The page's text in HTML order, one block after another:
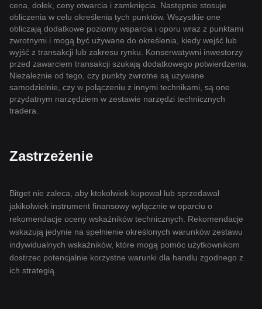
cena, dołek, ceny otwarcia i zamknięcia. Następnie stosuje
obliczenia w celu określenia tych punktów. Wszystkie one
obliczają dodatkowe poziomy wsparcia i oporu wraz z punktami
zwrotnymi i mogą być używane do określenia, kiedy wejść lub
wyjść z transakcji lub zakresu rynku. Konserwatywni inwestorzy
przed zawarciem transakcji szukają dodatkowego potwierdzenia.
Niezależnie od tego, czy punkty zwrotne są używane
samodzielnie, czy w połączeniu z innymi technikami, są one
przydatnym narzędziem w zestawie narzędzi technicznych
tradera.
Zastrzeżenie
Bitget nie zaleca, aby ktokolwiek kupował lub sprzedawał
jakikolwiek instrument finansowy wyłącznie w oparciu o
rekomendacje oceny wskaźników technicznych. Rekomendacje
wskazują jedynie na spełnienie określonych warunków zestawu
indywidualnych wskaźników, które mogą pomóc użytkownikom
dostrzec potencjalnie korzystne warunki dla handlu zgodnego z
ich strategią.